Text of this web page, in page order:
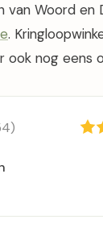
van Woord en
.
ook nog eens